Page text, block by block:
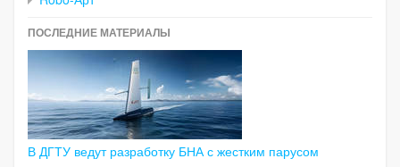
ПОСЛЕДНИЕ МАТЕРИАЛЫ
В ДГТУ ведут разработку БНА с жестким парусом